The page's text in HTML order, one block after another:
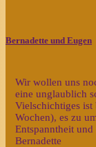
Bernadette und Eugen
Wir wollen uns
eine unglaublich
Vielschichtiges ist
Wochen), es zu
Entspanntheit
Bernadette